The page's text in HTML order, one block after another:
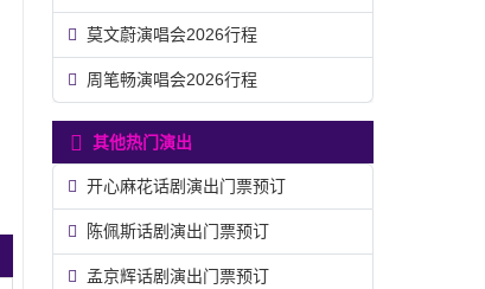
莫文蔚演唱会2026行程
周笔畅演唱会2026行程
其他热门演出
开心麻花话剧演出门票预订
陈佩斯话剧演出门票预订
孟京辉话剧演出门票预订